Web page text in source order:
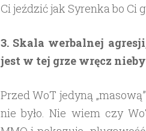
Ci jeździć jak Syrenka bo Ci
3. Skala werbalnej
jest w tej grze wręcz
Przed WoT jedyną
nie było. Nie wiem czy